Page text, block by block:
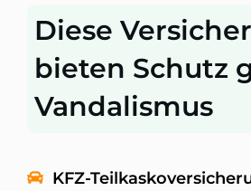
Diese
bieten Schutz
Vandalismus
KFZ-